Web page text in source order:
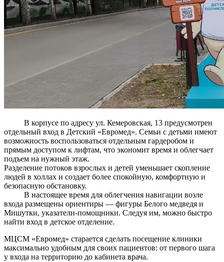
В корпусе по адресу ул. Кемеровская, 13 предусмотрен
отдельный вход в Детский «Евромед». Семьи с детьми имеют
возможность воспользоваться отдельным гардеробом и
прямым доступом к лифтам, что экономит время и облегчает
подъем на нужный этаж.
Разделение потоков взрослых и детей уменьшает скопление
людей в холлах и создает более спокойную, комфортную и
безопасную обстановку.
В настоящее время для облегчения навигации возле
входа размещены ориентиры — фигуры Белого медведя и
Мишутки, указатели-помощники. Следуя им, можно быстро
найти вход в детское отделение.
МЦСМ «Евромед» старается сделать посещение клиники
максимально удобным для своих пациентов: от первого шага
у входа на территорию до кабинета врача.